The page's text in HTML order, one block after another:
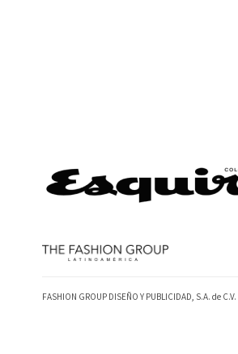
FASHION GROUP DISEÑO Y PUBLICIDAD, S.A. de C.V.